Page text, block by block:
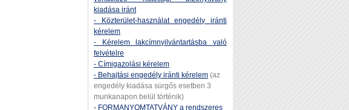
kiadása iránt
- Közterület-használat engedély iránti
kérelem
- Kérelem lakcímnyilvántartásba való
felvételre
- Címigazolási kérelem
- Behajtási engedély iránti kérelem (az
engedély kiadása sürgős esetben 3
munkanapon belül történik)
- FORMANYOMTATVÁNY a rendszeres